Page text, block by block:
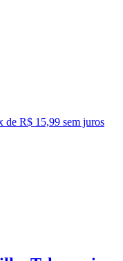
de R$ 15,99 sem juros